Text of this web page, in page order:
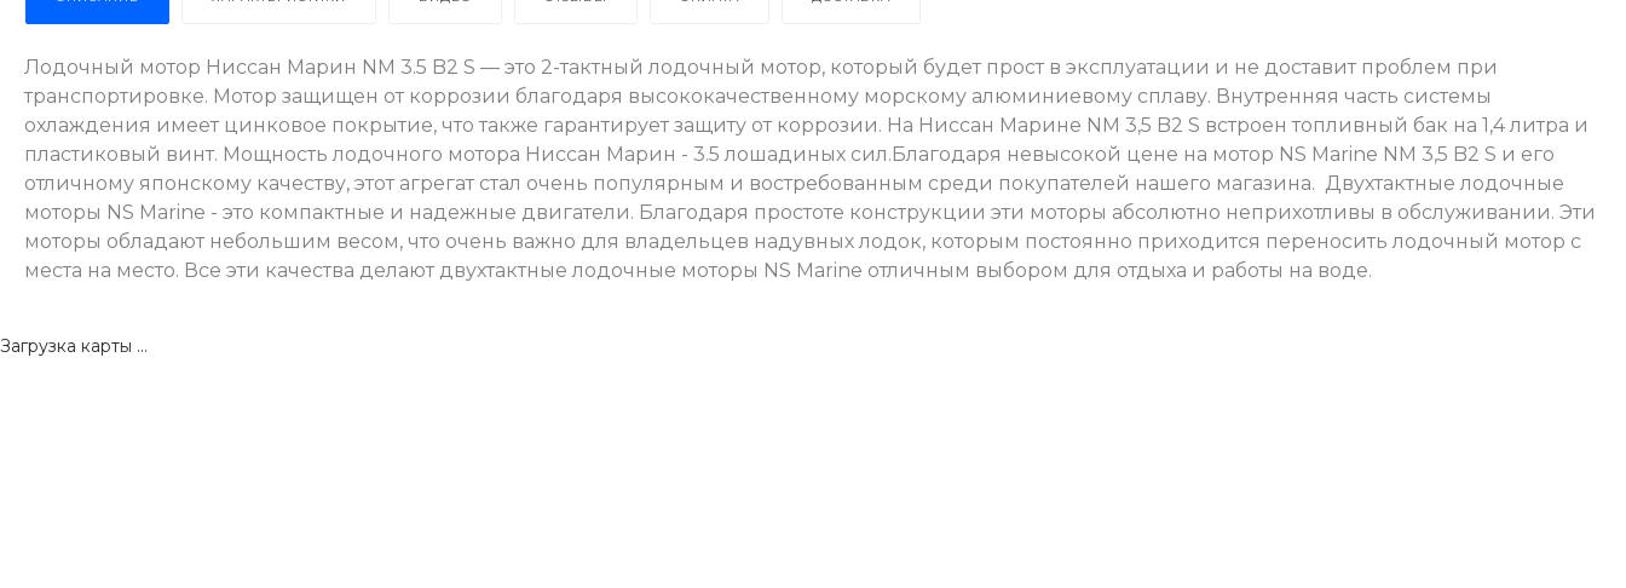
Лодочный мотор Ниссан Марин NM 3.5 B2 S — это 2-тактный лодочный мотор, который будет прост в эксплуатации и не доставит проблем при
транспортировке. Мотор защищен от коррозии благодаря высококачественному морскому алюминиевому сплаву. Внутренняя часть системы
охлаждения имеет цинковое покрытие, что также гарантирует защиту от коррозии. На Ниссан Марине NM 3,5 B2 S встроен топливный бак на 1,4 литра и
пластиковый винт. Мощность лодочного мотора Ниссан Марин - 3.5 лошадиных сил. Благодаря невысокой цене на мотор NS Marine NM 3,5 B2 S и его
отличному японскому качеству, этот агрегат стал очень популярным и востребованным среди покупателей нашего магазина. Двухтактные лодочные
моторы NS Marine - это компактные и надежные двигатели. Благодаря простоте конструкции эти моторы абсолютно неприхотливы в обслуживании. Эти
моторы обладают небольшим весом, что очень важно для владельцев надувных лодок, которым постоянно приходится переносить лодочный мотор с
места на место. Все эти качества делают двухтактные лодочные моторы NS Marine отличным выбором для отдыха и работы на воде.
Загрузка карты ...